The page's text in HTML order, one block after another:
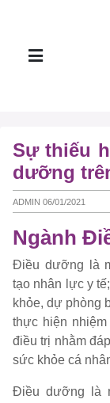
Sự thiếu
dưỡng
ADMIN 06/01/2021
Ngành
Điều dưỡng là
tạo nhân lực y
khỏe, dự phòng
thực hiện
điều trị nhằm
sức khỏe cá
Điều dưỡng là